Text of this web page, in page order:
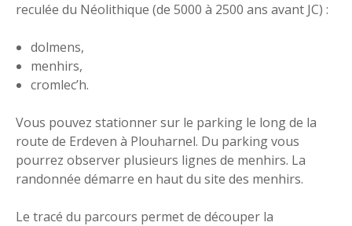
reculée du Néolithique (de 5000 à 2500 ans avant JC) :
dolmens,
menhirs,
cromlec’h.
Vous pouvez stationner sur le parking le long de la
route de Erdeven à Plouharnel. Du parking vous
pourrez observer plusieurs lignes de menhirs. La
randonnée démarre en haut du site des menhirs.
Le tracé du parcours permet de découper la